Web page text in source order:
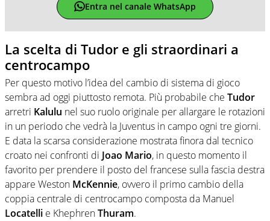
Entra nel canale WhatsApp
La scelta di Tudor e gli straordinari a
centrocampo
Per questo motivo l’idea del cambio di sistema di gioco
sembra ad oggi piuttosto remota. Più probabile che Tudor
arretri Kalulu nel suo ruolo originale per allargare le rotazioni
in un periodo che vedrà la Juventus in campo ogni tre giorni.
E data la scarsa considerazione mostrata finora dal tecnico
croato nei confronti di Joao Mario, in questo momento il
favorito per prendere il posto del francese sulla fascia destra
appare Weston McKennie, ovvero il primo cambio della
coppia centrale di centrocampo composta da Manuel
Locatelli e KhephrenThuram.